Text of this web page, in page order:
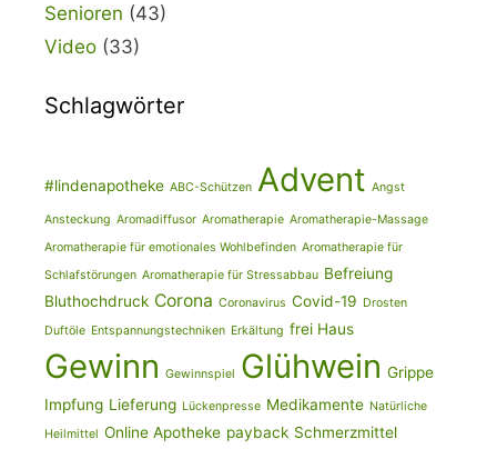
Senioren (43)
Video (33)
Schlagwörter
#lindenapotheke ABC-Schützen Advent Angst
Ansteckung Aromadiffusor Aromatherapie Aromatherapie-Massage
Aromatherapie für emotionales Wohlbefinden Aromatherapie für
Schlafstörungen Aromatherapie für Stressabbau Befreiung
Bluthochdruck Corona Coronavirus Covid-19 Drosten
Duftöle Entspannungstechniken Erkältung frei Haus
Gewinn Gewinnspiel Glühwein Grippe
Impfung Lieferung Lückenpresse Medikamente Natürliche
Heilmittel Online Apotheke payback Schmerzmittel